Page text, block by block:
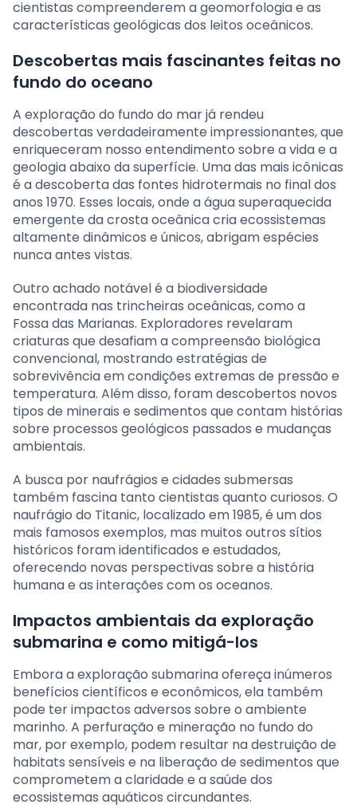
cientistas compreenderem a geomorfologia e as
características geológicas dos leitos oceânicos.
Descobertas mais fascinantes feitas no
fundo do oceano
A exploração do fundo do mar já rendeu
descobertas verdadeiramente impressionantes, que
enriqueceram nosso entendimento sobre a vida e a
geologia abaixo da superfície. Uma das mais icônicas
é a descoberta das fontes hidrotermais no final dos
anos 1970. Esses locais, onde a água superaquecida
emergente da crosta oceânica cria ecossistemas
altamente dinâmicos e únicos, abrigam espécies
nunca antes vistas.
Outro achado notável é a biodiversidade
encontrada nas trincheiras oceânicas, como a
Fossa das Marianas. Exploradores revelaram
criaturas que desafiam a compreensão biológica
convencional, mostrando estratégias de
sobrevivência em condições extremas de pressão e
temperatura. Além disso, foram descobertos novos
tipos de minerais e sedimentos que contam histórias
sobre processos geológicos passados e mudanças
ambientais.
A busca por naufrágios e cidades submersas
também fascina tanto cientistas quanto curiosos. O
naufrágio do Titanic, localizado em 1985, é um dos
mais famosos exemplos, mas muitos outros sítios
históricos foram identificados e estudados,
oferecendo novas perspectivas sobre a história
humana e as interações com os oceanos.
Impactos ambientais da exploração
submarina e como mitigá-los
Embora a exploração submarina ofereça inúmeros
benefícios científicos e econômicos, ela também
pode ter impactos adversos sobre o ambiente
marinho. A perfuração e mineração no fundo do
mar, por exemplo, podem resultar na destruição de
habitats sensíveis e na liberação de sedimentos que
comprometem a claridade e a saúde dos
ecossistemas aquáticos circundantes.